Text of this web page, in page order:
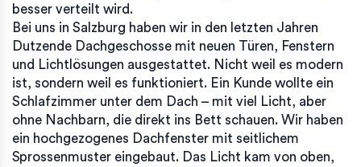
besser verteilt wird.
Bei uns in Salzburg haben wir in den letzten Jahren
Dutzende Dachgeschosse mit neuen Türen, Fenstern
und Lichtlösungen ausgestattet. Nicht weil es modern
ist, sondern weil es funktioniert. Ein Kunde wollte ein
Schlafzimmer unter dem Dach – mit viel Licht, aber
ohne Nachbarn, die direkt ins Bett schauen. Wir haben
ein hochgezogenes Dachfenster mit seitlichem
Sprossenmuster eingebaut. Das Licht kam von oben,